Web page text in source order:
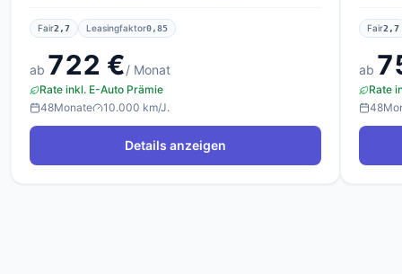
Fair2,7 Leasingfaktor0,85
ab 722 €/ Monat
Rate inkl. E-Auto Prämie
48Monate 10.000 km/J.
Details anzeigen
Fair2,7
ab
Rate
48